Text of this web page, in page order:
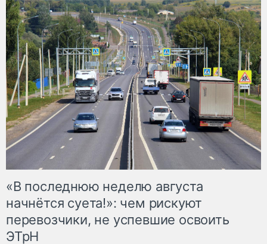
«В последнюю неделю августа
начнётся суета!»: чем рискуют
перевозчики, не успевшие освоить
ЭТрН